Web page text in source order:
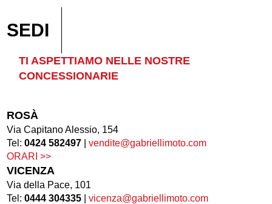
SEDI
TI ASPETTIAMO NELLE NOSTRE
CONCESSIONARIE
ROSÀ
Via Capitano Alessio, 154
Tel:0424 582497 |vendite@gabriellimoto.com
ORARI >>
VICENZA
Via della Pace, 101
Tel:0444 304335 |vicenza@gabriellimoto.com